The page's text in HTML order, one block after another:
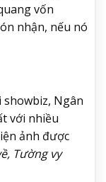
vốn
nhận, nếu nó
Ngân
với nhiều
ảnh được
Tường vy